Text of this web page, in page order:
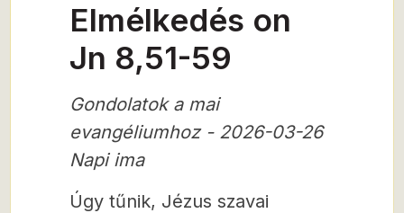
Elmélkedés on
Jn 8,51-59
Gondolatok a mai
evangéliumhoz - 2026-03-26
Napi ima
Úgy tűnik, Jézus szavai